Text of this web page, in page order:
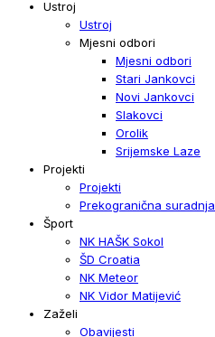
Ustroj
Ustroj
Mjesni odbori
Mjesni odbori
Stari Jankovci
Novi Jankovci
Slakovci
Orolik
Srijemske Laze
Projekti
Projekti
Prekogranična suradnja
Šport
NK HAŠK Sokol
ŠD Croatia
NK Meteor
NK Vidor Matijević
Zaželi
Obavijesti